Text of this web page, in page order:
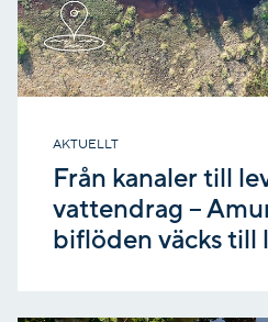
AKTUELLT
Från kanaler till
vattendrag –
biflöden väcks till